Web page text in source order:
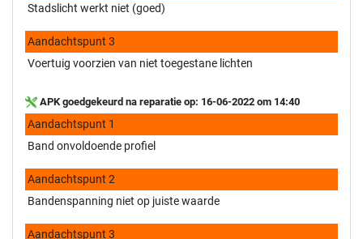
Stadslicht werkt niet (goed)
Aandachtspunt 3
Voertuig voorzien van niet toegestane lichten
APK goedgekeurd na reparatie op: 16-06-2022 om 14:40
Aandachtspunt 1
Band onvoldoende profiel
Aandachtspunt 2
Bandenspanning niet op juiste waarde
Aandachtspunt 3